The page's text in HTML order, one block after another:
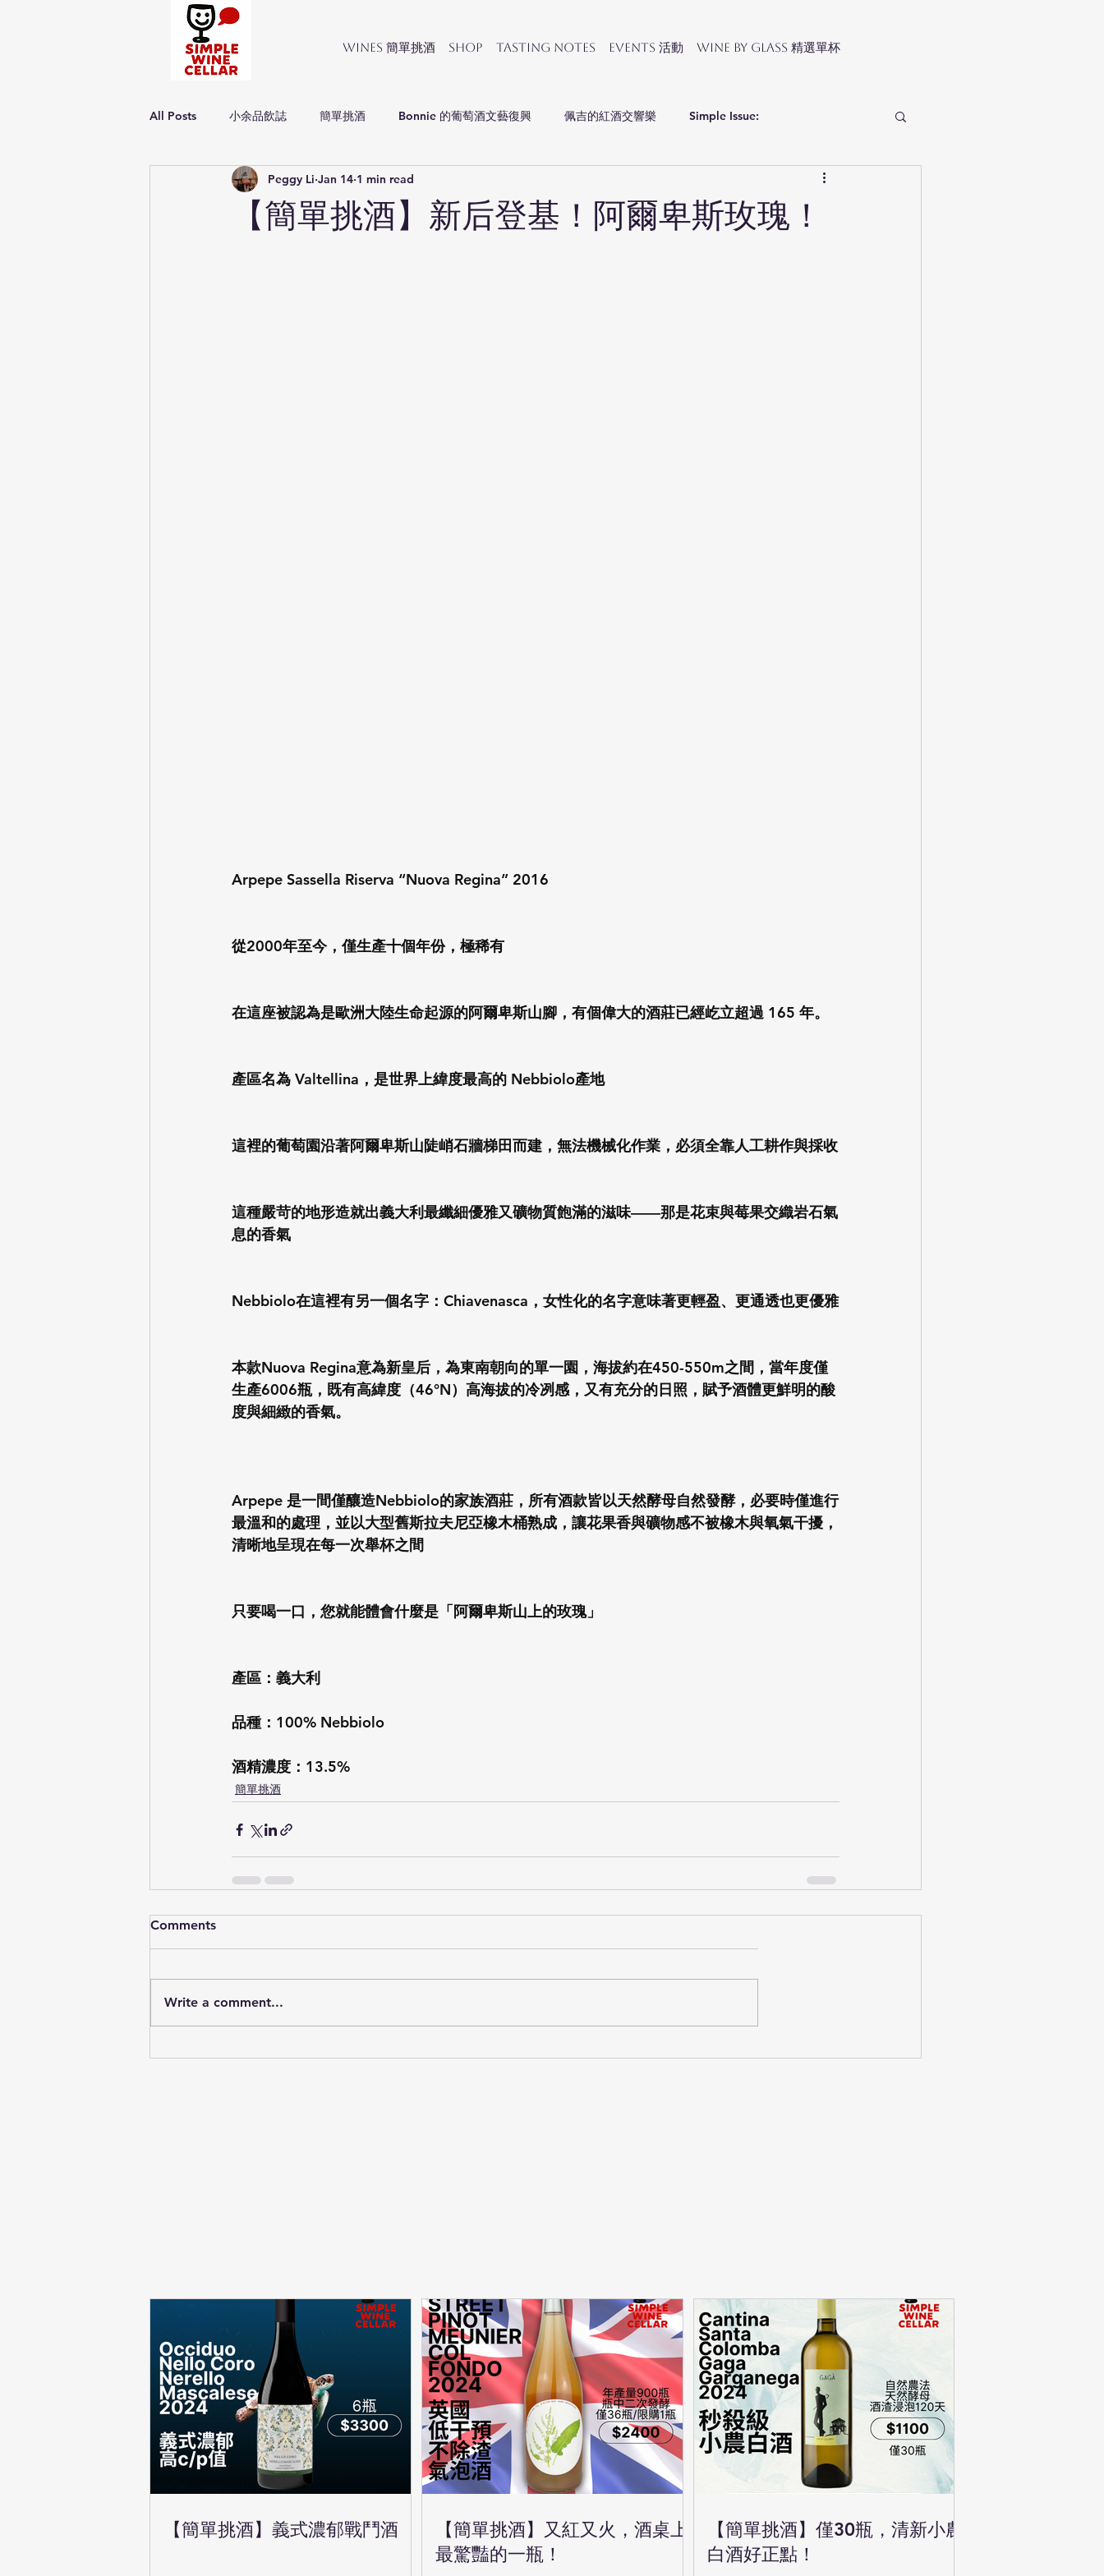
Wines 簡單挑酒 SHOP Tasting Notes Events 活動 Wine by Glass 精選單杯
All Posts 小余品飲誌 簡單挑酒 Bonnie 的葡萄酒文藝復興 佩吉的紅酒交響樂 Simple Issue:
Simple about wine 簡單品酒會
【簡單挑酒】新后登基！阿爾卑斯玫瑰！
Peggy Li Jan 14 1 min read
Arpepe Sassella Riserva “Nuova Regina” 2016
從2000年至今，僅生產十個年份，極稀有
在這座被認為是歐洲大陸生命起源的阿爾卑斯山腳，有個偉大的酒莊已經屹立超過 165 年。
產區名為 Valtellina，是世界上緯度最高的 Nebbiolo產地
這裡的葡萄園沿著阿爾卑斯山陡峭石牆梯田而建，無法機械化作業，必須全靠人工耕作與採收
這種嚴苛的地形造就出義大利最纖細優雅又礦物質飽滿的滋味——那是花束與莓果交織岩石氣
息的香氣
Nebbiolo在這裡有另一個名字：Chiavenasca，女性化的名字意味著更輕盈、更通透也更優雅
本款Nuova Regina意為新皇后，為東南朝向的單一園，海拔約在450-550m之間，當年度僅
生產6006瓶，既有高緯度（46°N）高海拔的冷冽感，又有充分的日照，賦予酒體更鮮明的酸
度與細緻的香氣。
Arpepe 是一間僅釀造Nebbiolo的家族酒莊，所有酒款皆以天然酵母自然發酵，必要時僅進行
最溫和的處理，並以大型舊斯拉夫尼亞橡木桶熟成，讓花果香與礦物感不被橡木與氧氣干擾，
清晰地呈現在每一次舉杯之間
只要喝一口，您就能體會什麼是「阿爾卑斯山上的玫瑰」
產區：義大利
品種：100% Nebbiolo
酒精濃度：13.5%
簡單挑酒
Comments
Write a comment...
【簡單挑酒】義式濃郁戰鬥酒
【簡單挑酒】又紅又火，酒桌上
最驚豔的一瓶！
【簡單挑酒】僅30瓶，清新小農
白酒好正點！